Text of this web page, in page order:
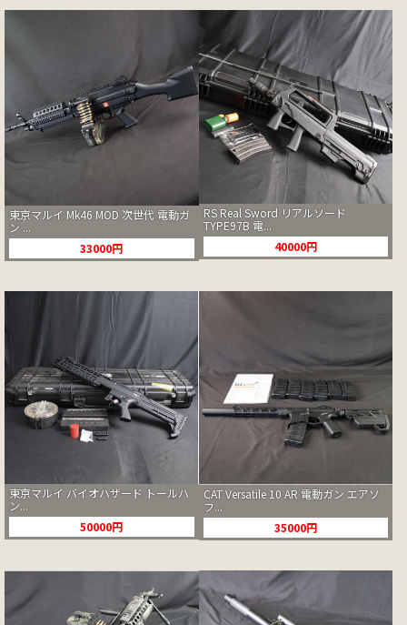
東京マルイ Mk46 MOD 次世代 電動ガ
ン ...
33000円
RS Real Sword リアルソード
TYPE97B 電...
40000円
東京マルイ バイオハザード トールハ
ン...
50000円
CAT Versatile 10 AR 電動ガン エアソ
フ...
35000円